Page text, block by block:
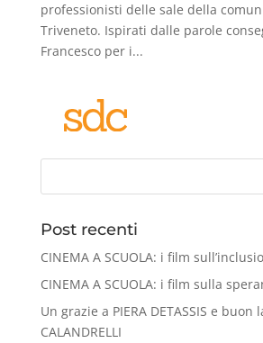
professionisti delle sale della
Triveneto. Ispirati dalle parole
Francesco per i...
Post recenti
CINEMA A SCUOLA: i film
CINEMA A SCUOLA: i film sulla
Un grazie a PIERA DETASSIS e buon
CALANDRELLI